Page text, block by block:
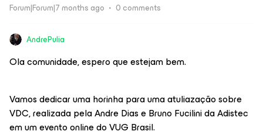
Forum|Forum|7 months ago 0 comments
AndrePulia
Ola comunidade, espero que estejam bem.
Vamos dedicar uma horinha para uma atuliazação sobre
VDC, realizada pela Andre Dias e Bruno Fucilini da Adistec
em um evento online do VUG Brasil.